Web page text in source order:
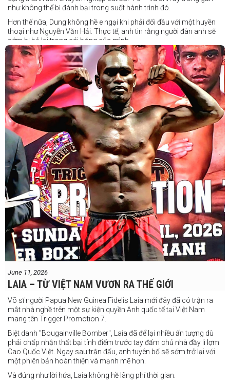
như không thể bị đánh bại trong suốt hành trình đó.
Hơn thế nữa, Dung không hề e ngại khi phải đối đầu với một huyền
thoại như Nguyễn Văn Hải. Thực tế, anh tin rằng người đàn anh sẽ
sớm bị bỏ lại trong cái bóng của mình.
Dung nói rằng anh quá nhanh, quá khó nắm bắt, và đơn giản là quá
điển trai đối với “Hanoi Hitman”.
Và biết đâu anh ấy đúng.
Chúng ta sẽ có câu trả lời vào Chủ Nhật, ngày 21 tháng 6
June 11, 2026
LAIA – TỪ VIỆT NAM VƯƠN RA THẾ GIỚI
Võ sĩ người Papua New Guinea Fidelis Laia mới đây đã có trận ra
mắt nhà nghề trên một sự kiện quyền Anh quốc tế tại Việt Nam
mang tên Trigger Promotion 7.
Biệt danh "Bougainville Bomber", Laia đã để lại nhiều ấn tượng dù
phải chấp nhận thất bại tính điểm trước tay đấm chủ nhà đầy lì lợm
Cao Quốc Việt. Ngay sau trận đấu, anh tuyên bố sẽ sớm trở lại với
một phiên bản hoàn thiện và mạnh mẽ hơn.
Và đúng như lời hứa, Laia không hề lãng phí thời gian.